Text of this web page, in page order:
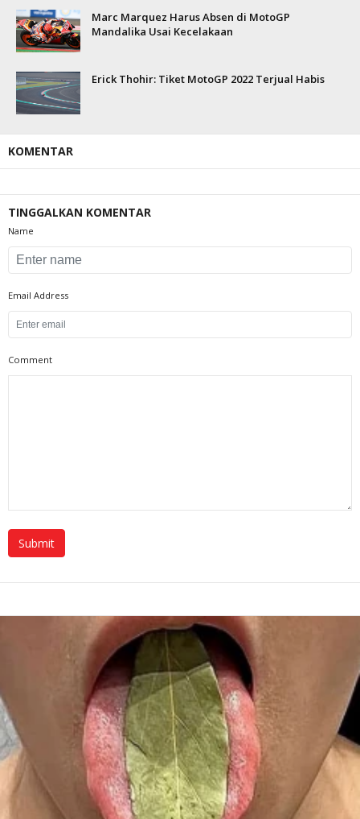
Marc Marquez Harus Absen di MotoGP
Mandalika Usai Kecelakaan
Erick Thohir: Tiket MotoGP 2022 Terjual Habis
KOMENTAR
TINGGALKAN KOMENTAR
Name
Email Address
Comment